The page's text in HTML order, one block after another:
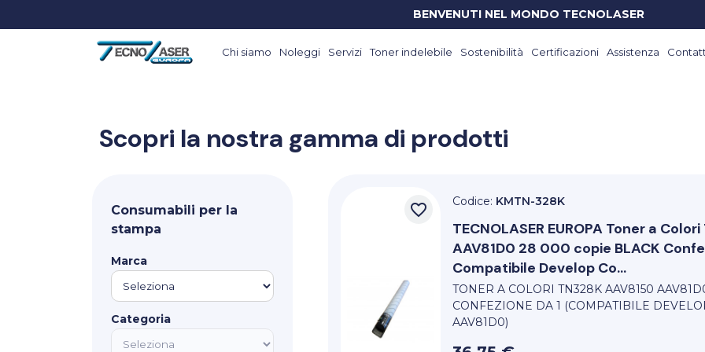
BENVENUTI NEL MONDO TECNOLASER
Chi siamo Noleggi Servizi Toner indelebile Sostenibilità Certificazioni Assistenza
Scopri la nostra gamma di prodotti
Consumabili per la
stampa
Marca
Categoria
favorite_border Codice: KMTN-328K
TECNOLASER EUROPA Toner a
AAV81D0 28 000 copie BLACK
Compatibile Develop Co...
TONER A COLORI TN328K AAV8150
CONFEZIONE DA 1 (COMPATIBILE
AAV81D0)